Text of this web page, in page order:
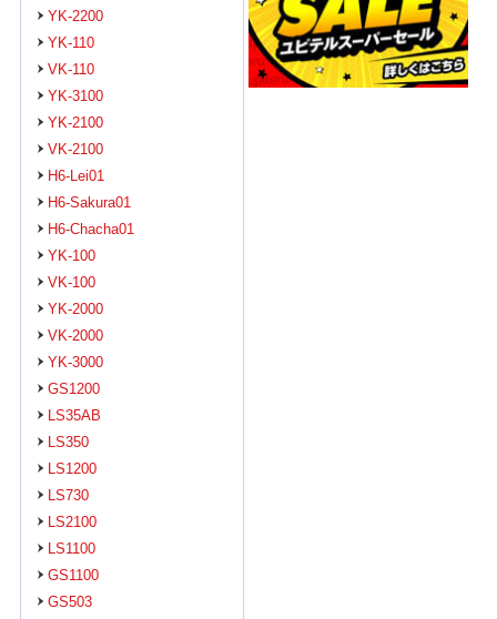
YK-2200
YK-110
VK-110
YK-3100
YK-2100
VK-2100
H6-Lei01
H6-Sakura01
H6-Chacha01
YK-100
VK-100
YK-2000
VK-2000
YK-3000
GS1200
LS35AB
LS350
LS1200
LS730
LS2100
LS1100
GS1100
GS503